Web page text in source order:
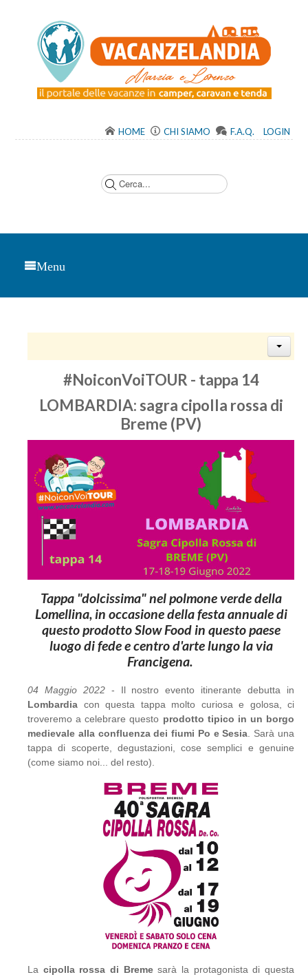
HOME CHI SIAMO F.A.Q. LOGIN
Menu
#NoiconVoiTOUR - tappa 14
LOMBARDIA: sagra cipolla rossa di
Breme (PV)
Tappa "dolcissima" nel polmone verde della
Lomellina, in occasione della festa annuale di
questo prodotto Slow Food in questo paese
luogo di fede e centro d'arte lungo la via
Francigena.
04 Maggio 2022- Il nostro evento itinerante debutta in
Lombardia con questa tappa molto curiosa e golosa, ci
troveremo a celebrare questo prodotto tipico in un borgo
medievale alla confluenza dei fiumi Po e Sesia . Sarà una
tappa di scoperte, degustazioni, cose semplici e genuine
(come siamo noi... del resto).
La cipolla rossa di Bremesarà la protagonista di questa